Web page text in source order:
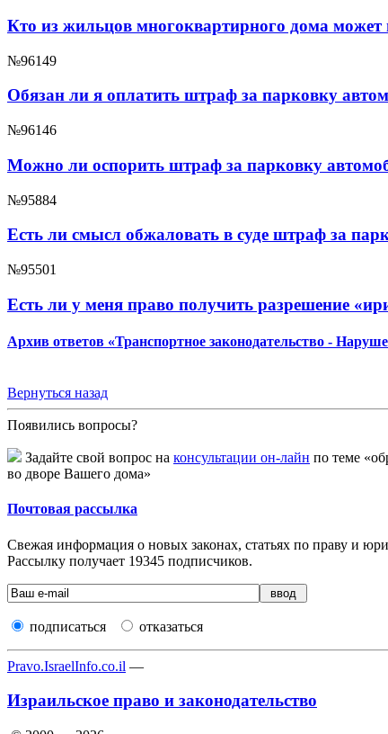
Кто из жильцов многоквартирного дома может
№96149
Обязан ли я оплатить штраф за парковку
№96146
Можно ли оспорить штраф за парковку
№95884
Есть ли смысл обжаловать в суде штраф за
№95501
Есть ли у меня право получить разрешение
Архив ответов «Транспортное законодательство -
Вернуться назад
Появились вопросы?
Задайте свой вопрос на консультации он-лайн по теме
во дворе Вашего дома»
Почтовая рассылка
Свежая информация о новых законах, статьях по праву и
Рассылку получает 19345 подписчиков.
подписаться отказаться
Pravo.IsraelInfo.co.il —
Израильское право и законодательство